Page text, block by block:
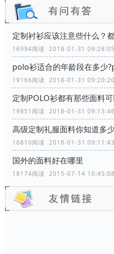
定制衬衫应该注意些什么？
16994阅读 2018-01-31 09:28:05
19166阅读 2018-01-31 09:20:20
定制POLO衫都有那些面料
19851阅读 2018-01-31 09:13:46
高级定制礼服面料你知道多
16810阅读 2018-01-31 09:11:43
国外的面料好在哪里
18174阅读 2015-07-14 10:45:08